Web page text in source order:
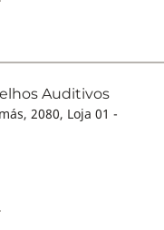
Auditivos
2080, Loja 01 -